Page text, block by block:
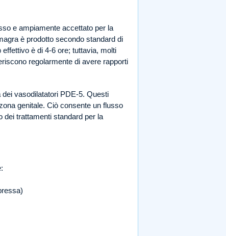
e ampiamente accettato per la
è prodotto secondo standard di
è di 4-6 ore; tuttavia, molti
regolarmente di avere rapporti
vasodilatatori PDE-5. Questi
genitale. Ciò consente un flusso
dei trattamenti standard per la